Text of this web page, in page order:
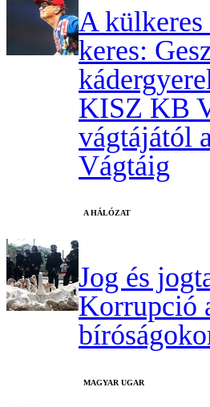
A
keres:
KISZ KB
vágtájától
Vágtáig
A HÁLÓZAT
Jog és
Korrupció
MAGYAR UGAR